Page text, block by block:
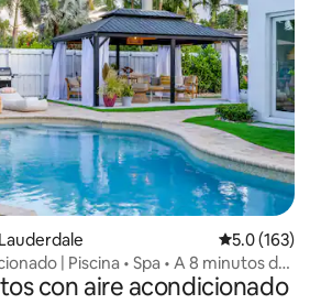
Calificación
5.0 (163)
| Piscina • Spa • A 8 minutos de
con aire acondicionado